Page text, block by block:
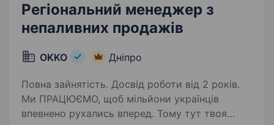
Регіональний менеджер з
непаливних продажів
OKKO Дніпро
Повна зайнятість. Досвід роботи від 2 років.
Ми ПРАЦЮЄМО, щоб мільйони українців
впевнено рухались вперед. Тому тут твоя